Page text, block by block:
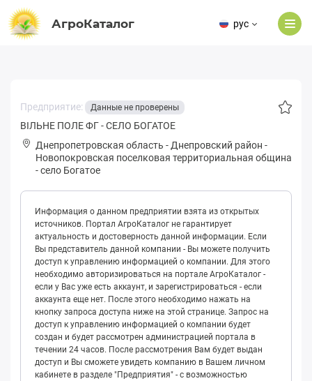
АгроКаталог рус
Предприятие: Данные не проверены
ВІЛЬНЕ ПОЛЕ ФГ - СЕЛО БОГАТОЕ
Днепропетровская область - Днепровский район -
Нoвoпoкpoвская поселковая территориальная община
-село Богатое
Информация о данном предприятии взята из открытых
источников. Портал АгроКаталог не гарантирует
актуальность и достоверность данной информации. Если
Вы представитель данной компании - Вы можете получить
доступ к управлению информацией о компании. Для этого
необходимо авторизироваться на портале АгроКаталог -
если у Вас уже есть аккаунт, и зарегистрироваться - если
аккаунта еще нет. После этого необходимо нажать на
кнопку запроса доступа ниже на этой странице. Запрос на
доступ к управлению информацией о компании будет
создан и будет рассмотрен администрацией портала в
течении 24 часов. После рассмотрения Вам будет выдан
доступ и Вы сможете увидеть компанию в Вашем личном
кабинете в разделе "Предприятия" - с возможностью